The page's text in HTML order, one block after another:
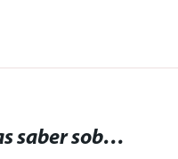
Todo lo que necesitas saber sobre vapear en el Reino Unido: guía completa